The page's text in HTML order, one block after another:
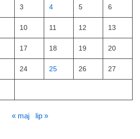
3 4 5 6
10 11 12 13
17 18 19 20
24 25 26 27
« maj lip »